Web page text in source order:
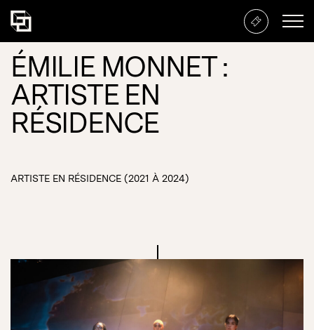
ÉMILIE MONNET :
ARTISTE EN
RÉSIDENCE
ARTISTE EN RÉSIDENCE (2021 À 2024)